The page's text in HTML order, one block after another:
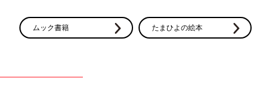
ムック書籍 たまひよの絵本